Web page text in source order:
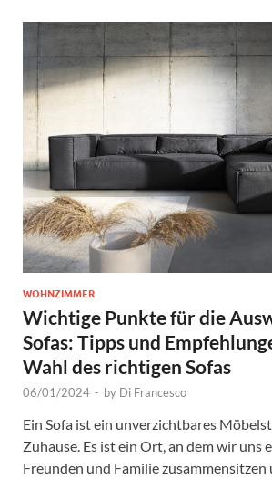
WOHNZIMMER
Wichtige Punkte für die
Sofas: Tipps und
Wahl des richtigen Sofas
06/01/2024 - by Di Francesco
Ein Sofa ist ein unverzichtbares
Zuhause. Es ist ein Ort, an dem wir uns
Freunden und Familie zusammensitzen